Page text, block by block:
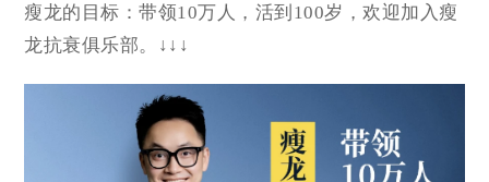
瘦龙的目标：带领10万人，活到100岁，欢迎加入瘦
龙抗衰俱乐部。↓↓↓